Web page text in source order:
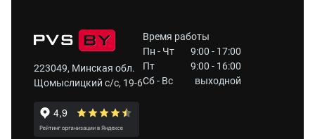
223049, Минская обл.
Щомыслицкий с/с, 19-6
Время работы
Пн - Чт
9:00 - 17:00
Пт
9:00 - 16:00
Сб - Вс
выходной